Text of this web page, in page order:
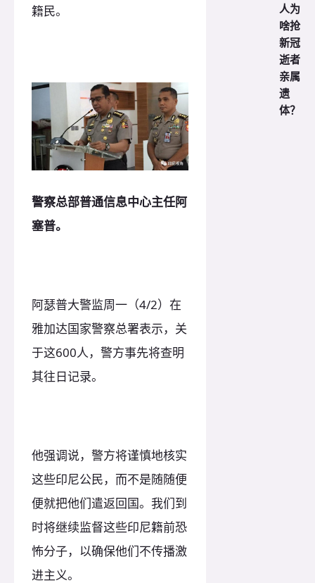
籍民。
警察总部普通信息中心主任阿
塞普。
阿瑟普大警监周一（4/2）在
雅加达国家警察总署表示，关
于这600人，警方事先将查明
其往日记录。
他强调说，警方将谨慎地核实
这些印尼公民，而不是随随便
便就把他们遣返回国。我们到
时将继续监督这些印尼籍前恐
怖分子，以确保他们不传播激
进主义。
人为
啥抢
新冠
逝者
亲属
遗
体？